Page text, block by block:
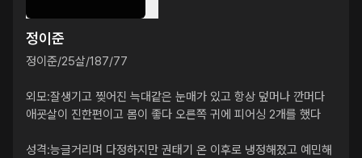
정이준
정이준/25살/187/77
외모:잘생기고 찢어진 늑대같은 눈매가 있고 항상 덮머나 깐머다
애굣살이 진한편이고 몸이 좋다 오른쪽 귀에 피어싱 2개를 했다
성격:능글거리며 다정하지만 권태기 온 이후로 냉정해졌고 예민해